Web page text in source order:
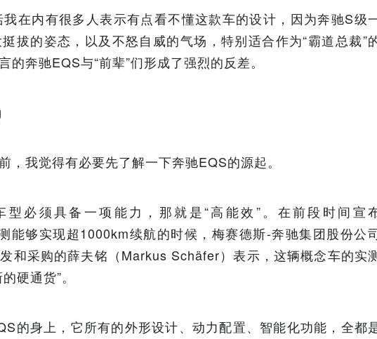
在内有很多人表示有点看不懂这款车的设计，因为奔驰S级
拔的姿态，以及不怒自威的气场，特别适合作为“霸道总裁”
奔驰EQS与“前辈”们形成了强烈的反差。
我觉得有必要先了解一下奔驰EQS的源起。
必须具备一项能力，那就是“高能效”。在前段时间宣
能够实现超1000km续航的时候，梅赛德斯-奔驰集团股份公
和采购的薛夫铭（Markus Schäfer）表示，这辆概念车的实
硬通货”。
的身上，它所有的外形设计、动力配置、智能化功能，全都